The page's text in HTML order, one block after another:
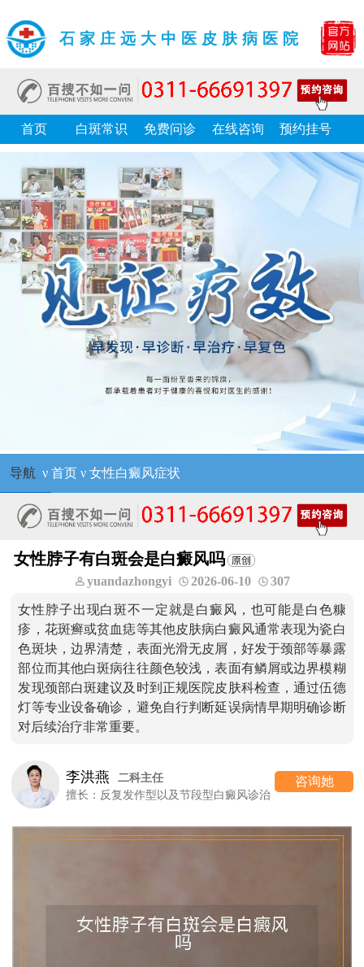
石家庄远大中医皮肤病医院
首页 白斑常识 免费问诊 在线咨询 预约挂号
导航 ν 首页ν 女性白癜风症状
女性脖子有白斑会是白癜风吗
yuandazhongyi 2026-06-10 307
女性脖子出现白斑不一定就是白癜风，也可能是白色糠
疹，花斑癣或贫血痣等其他皮肤病白癜风通常表现为瓷白
色斑块，边界清楚，表面光滑无皮屑，好发于颈部等暴露
部位而其他白斑病往往颜色较浅，表面有鳞屑或边界模糊
发现颈部白斑建议及时到正规医院皮肤科检查，通过伍德
灯等专业设备确诊，避免自行判断延误病情早期明确诊断
对后续治疗非常重要。
李洪燕
二科主任
擅长：反复发作型以及节段型白癜风诊治
咨询她